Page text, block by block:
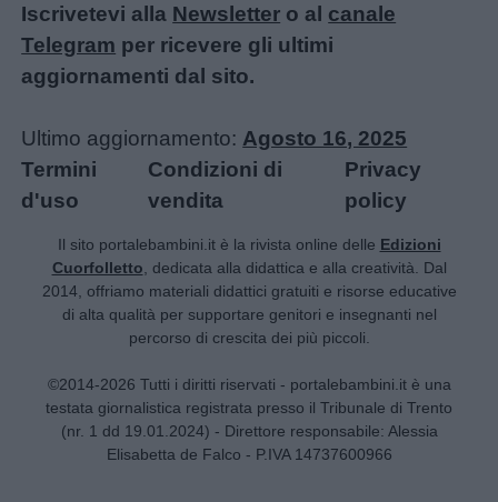
Iscrivetevi alla Newsletter o al canale
Telegram per ricevere gli ultimi
aggiornamenti dal sito.
Ultimo aggiornamento: Agosto 16, 2025
Termini
d'uso
Condizioni di
vendita
Privacy
policy
Il sito portalebambini.it è la rivista online delle Edizioni
Cuorfolletto , dedicata alla didattica e alla creatività. Dal
2014, offriamo materiali didattici gratuiti e risorse educative
di alta qualità per supportare genitori e insegnanti nel
percorso di crescita dei più piccoli.
©2014-2026 Tutti i diritti riservati - portalebambini.it è una
testata giornalistica registrata presso il Tribunale di Trento
(nr. 1 dd 19.01.2024) - Direttore responsabile: Alessia
Elisabetta de Falco - P.IVA 14737600966